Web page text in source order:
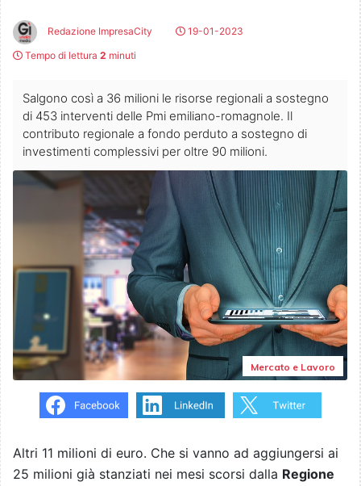
Redazione ImpresaCity
19-01-2023
Tempo di lettura 2 minuti
Salgono così a 36 milioni le risorse regionali a sostegno
di 453 interventi delle Pmi emiliano-romagnole. Il
contributo regionale a fondo perduto a sostegno di
investimenti complessivi per oltre 90 milioni.
Mercato e Lavoro
Altri 11 milioni di euro. Che si vanno ad aggiungersi ai
25 milioni già stanziati nei mesi scorsi dalla Regione